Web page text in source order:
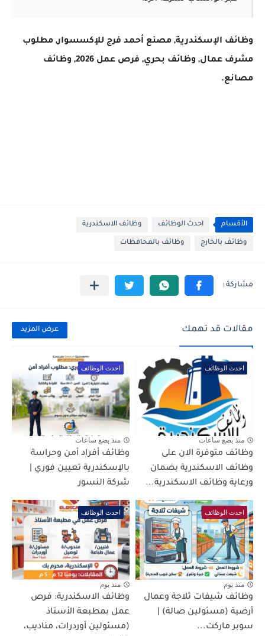
وظائف الإسكندرية, مصنع أحمد فرج للإكسسوار, مطلوب
مشرف عمال, وظائف بحري, فرص عمل 2026 , وظائف
مصانع.
الأقسام احدث الوظائف وظائف الاسكندرية
وظائف بالخارج وظائف بالمحافظات
مقالات قد تهمك عرض المزيد
احدث الوظائف
منذ بضع ساعات
وظائف متوفرة الان على
وظائف الاسكندرية بضمان
ورعاية وظائف الاسكندرية...
احدث الوظائف
منذ بضع ساعات
وظائف أفراد أمن وحراسة
بالإسكندرية تعيين فوري |
شركة النسور
احدث الوظائف
منذ يوم
وظائف شيفات ثلاجة وعمال
أرضية (مسئولين صالة) |
سوبر ماركت...
احدث الوظائف
منذ يوم
وظائف الاسكندرية: فرص
عمل بمطبعة الأستاذ
(مسئولين أوردرات، مناديب،